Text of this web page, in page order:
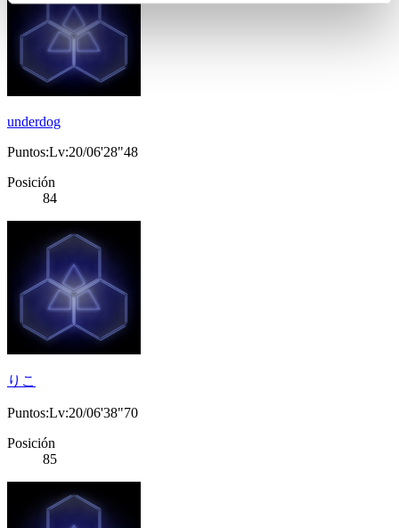
underdog
Puntos:Lv:20/06'28"48
Posición
84
りこ
Puntos:Lv:20/06'38"70
Posición
85